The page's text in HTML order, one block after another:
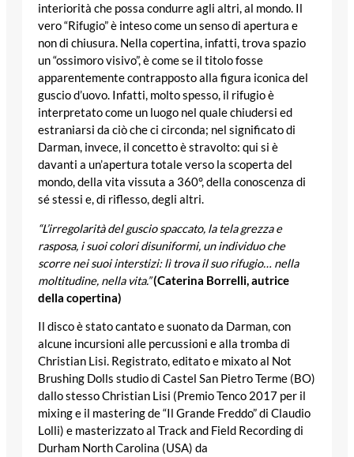
interiorità che possa condurre agli altri, al mondo. Il
vero “Rifugio” è inteso come un senso di apertura e
non di chiusura. Nella copertina, infatti, trova spazio
un “ossimoro visivo”, è come se il titolo fosse
apparentemente contrapposto alla figura iconica del
guscio d’uovo. Infatti, molto spesso, il rifugio è
interpretato come un luogo nel quale chiudersi ed
estraniarsi da ciò che ci circonda; nel significato di
Darman, invece, il concetto è stravolto: qui si è
davanti a un’apertura totale verso la scoperta del
mondo, della vita vissuta a 360°, della conoscenza di
sé stessi e, di riflesso, degli altri.
“L’irregolarità del guscio spaccato, la tela grezza e
rasposa, i suoi colori disuniformi, un individuo che
scorre nei suoi interstizi: lì trova il suo rifugio… nella
moltitudine, nella vita.”(Caterina Borrelli, autrice
della copertina)
Il disco è stato cantato e suonato da Darman, con
alcune incursioni alle percussioni e alla tromba di
Christian Lisi. Registrato, editato e mixato al Not
Brushing Dolls studio di Castel San Pietro Terme (BO)
dallo stesso Christian Lisi (Premio Tenco 2017 per il
mixing e il mastering de “Il Grande Freddo” di Claudio
Lolli) e masterizzato al Track and Field Recording di
Durham North Carolina (USA) da